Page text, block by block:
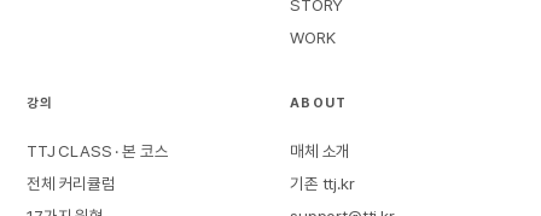
STORY
WORK
강의
TTJ CLASS · 본 코스
전체 커리큘럼
ABOUT
매체 소개
기존 ttj.kr